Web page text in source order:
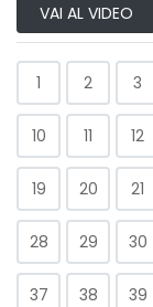
VAI AL VIDEO
1 2 3
10 11 12
19 20 21
28 29 30
37 38 39